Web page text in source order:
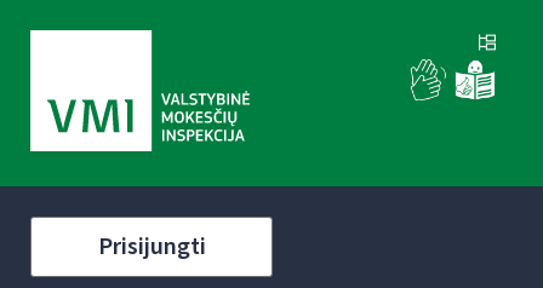
Prisijungti